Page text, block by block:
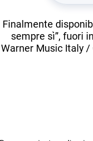
Finalmente
sempre sì”, fuori
Warner Music Italy